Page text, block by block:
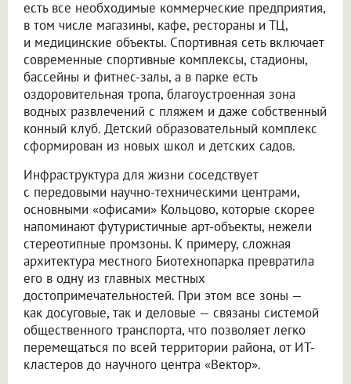
есть все необходимые коммерческие предприятия,
в том числе магазины, кафе, рестораны и ТЦ,
и медицинские объекты. Спортивная сеть включает
современные спортивные комплексы, стадионы,
бассейны и фитнес-залы, а в парке есть
оздоровительная тропа, благоустроенная зона
водных развлечений с пляжем и даже собственный
конный клуб. Детский образовательный комплекс
сформирован из новых школ и детских садов.
Инфраструктура для жизни соседствует
с передовыми научно-техническими центрами,
основными «офисами» Кольцово, которые скорее
напоминают футуристичные арт-объекты, нежели
стереотипные промзоны. К примеру, сложная
архитектура местного Биотехнопарка превратила
его в одну из главных местных
достопримечательностей. При этом все зоны —
как досуговые, так и деловые — связаны системой
общественного транспорта, что позволяет легко
перемещаться по всей территории района, от ИТ-
кластеров до научного центра «Вектор».